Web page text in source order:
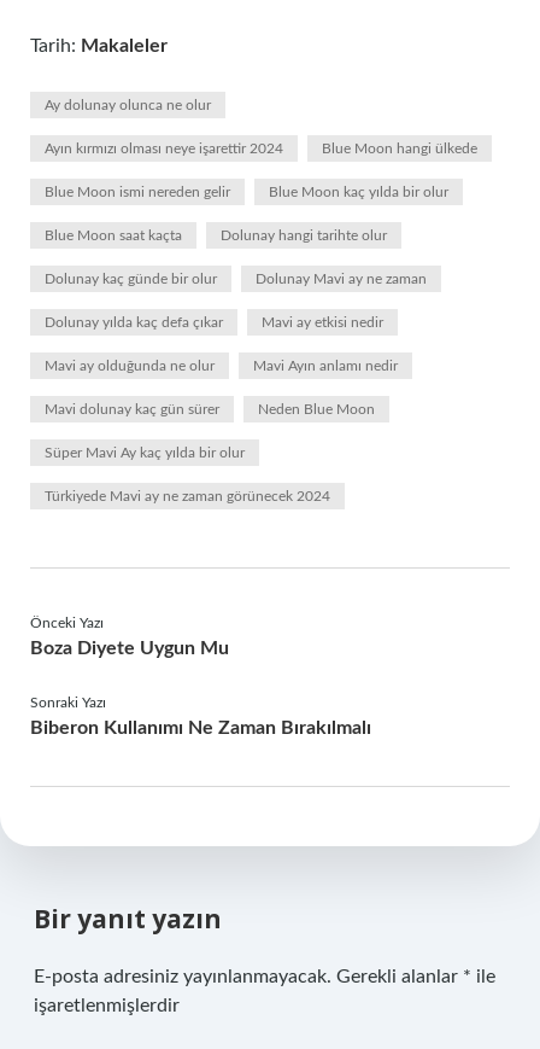
Tarih: Makaleler
Ay dolunay olunca ne olur
Ayın kırmızı olması neye işarettir 2024 Blue Moon hangi ülkede
Blue Moon ismi nereden gelir Blue Moon kaç yılda bir olur
Blue Moon saat kaçta Dolunay hangi tarihte olur
Dolunay kaç günde bir olur Dolunay Mavi ay ne zaman
Dolunay yılda kaç defa çıkar Mavi ay etkisi nedir
Mavi ay olduğunda ne olur Mavi Ayın anlamı nedir
Mavi dolunay kaç gün sürer Neden Blue Moon
Süper Mavi Ay kaç yılda bir olur
Türkiyede Mavi ay ne zaman görünecek 2024
Önceki Yazı
Boza Diyete Uygun Mu
Sonraki Yazı
Biberon Kullanımı Ne Zaman Bırakılmalı
Bir yanıt yazın
E-posta adresiniz yayınlanmayacak. Gerekli alanlar * ile
işaretlenmişlerdir